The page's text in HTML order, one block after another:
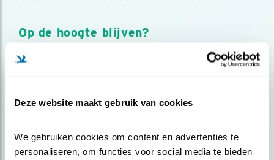
Deze website maakt gebruik van cookies
We gebruiken cookies om content en advertenties te
personaliseren, om functies voor social media te bieden
Op de hoogte blijven?
Meld je aan en ontvang nieuws, inspiratie, acties en tips
over vogels en activiteiten van Vogelbescherming.